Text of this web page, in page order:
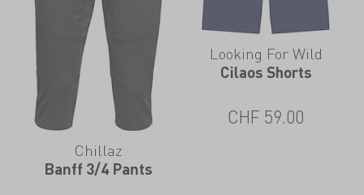
Chillaz
Banff 3/4 Pants
Looking For Wild
Cilaos Shorts
CHF 59.00